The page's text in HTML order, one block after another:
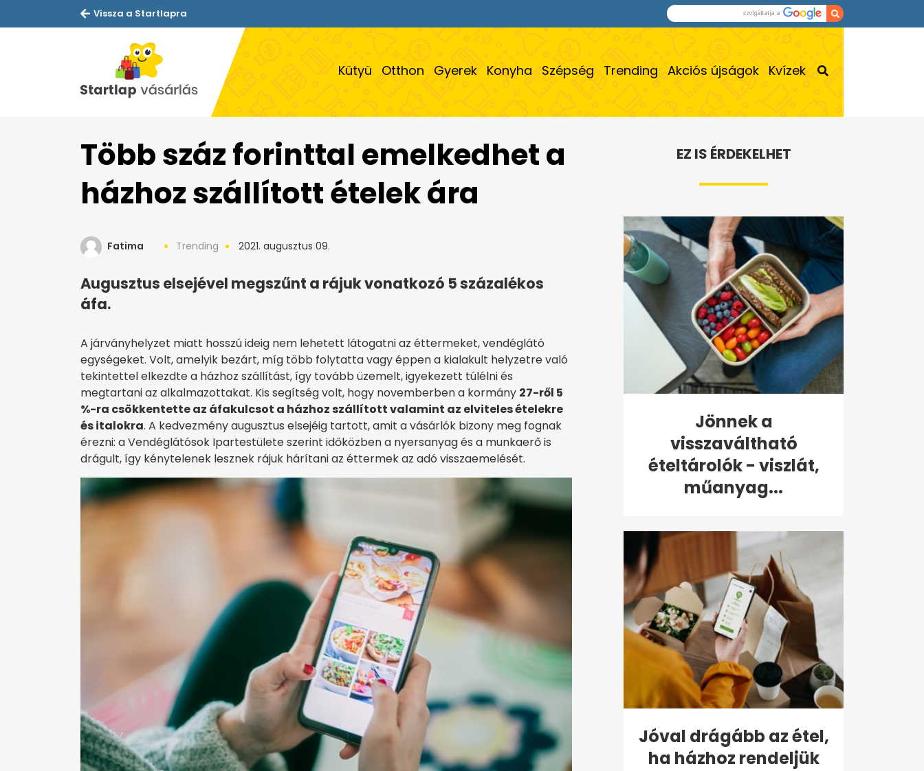
Vissza a Startlapra
Kütyü Otthon Gyerek Konyha Szépség Trending Akciós újságok Kvízek
Több száz forinttal emelkedhet a
házhoz szállított ételek ára
Fatima Trending 2021. augusztus 09.
Augusztus elsejével megszűnt a rájuk vonatkozó 5 százalékos
áfa.
A járványhelyzet miatt hosszú ideig nem lehetett látogatni az éttermeket, vendéglátó
egységeket. Volt, amelyik bezárt, míg több folytatta vagy éppen a kialakult helyzetre való
tekintettel elkezdte a házhoz szállítást, így tovább üzemelt, igyekezett túlélni és
megtartani az alkalmazottakat. Kis segítség volt, hogy novemberben a kormány 27-ről 5
%-ra csökkentette az áfakulcsot a házhoz szállított valamint az elviteles ételekre
és italokra. A kedvezmény augusztus elsejéig tartott, amit a vásárlók bizony meg fognak
érezni: a Vendéglátósok Ipartestülete szerint időközben a nyersanyag és a munkaerő is
drágult, így kénytelenek lesznek rájuk hárítani az éttermek az adó visszaemelését.
EZ IS ÉRDEKELHET
Jönnek a
visszaváltható
ételtárolók - viszlát,
műanyag...
Jóval drágább az étel,
ha házhoz rendeljük